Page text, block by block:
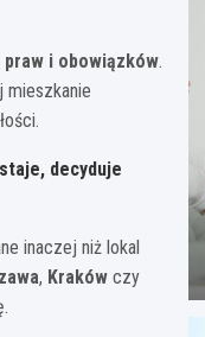
i obowiązków.
mieszkanie
decyduje
inaczej niż lokal
, Kraków czy